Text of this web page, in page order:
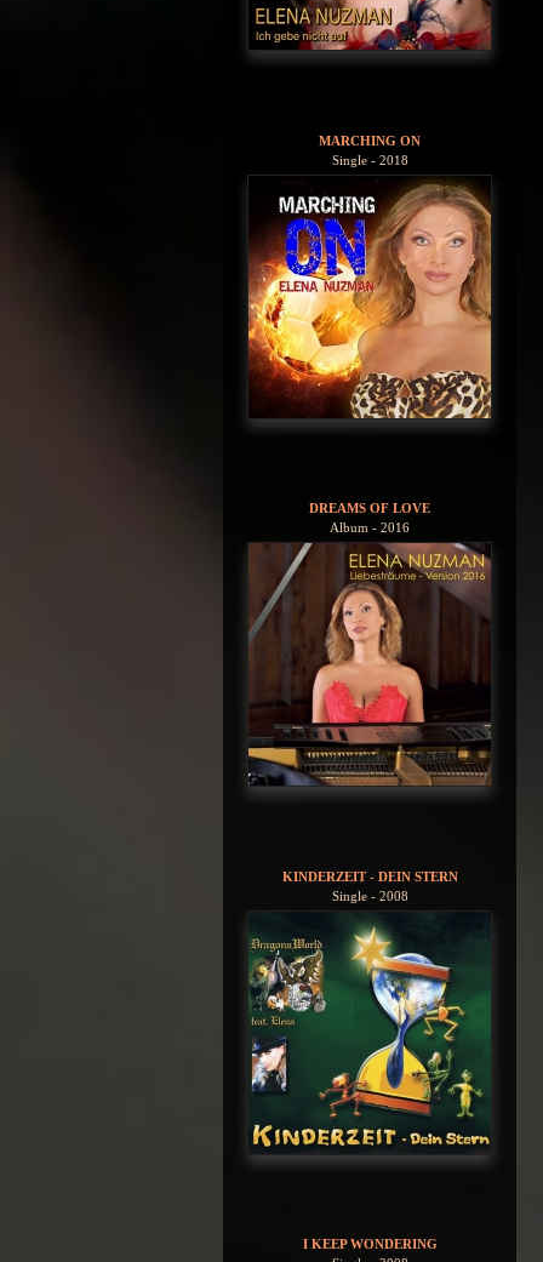
MARCHING ON
Single - 2018
DREAMS OF LOVE
Album - 2016
KINDERZEIT - DEIN STERN
Single - 2008
I KEEP WONDERING